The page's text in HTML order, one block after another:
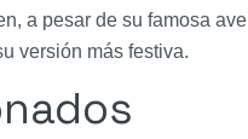
a pesar de su famosa
versión más festiva.